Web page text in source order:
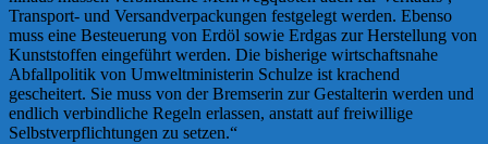
Transport- und Versandverpackungen festgelegt werden. Ebenso
muss eine Besteuerung von Erdöl sowie Erdgas zur Herstellung von
Kunststoffen eingeführt werden. Die bisherige wirtschaftsnahe
Abfallpolitik von Umweltministerin Schulze ist krachend
gescheitert. Sie muss von der Bremserin zur Gestalterin werden und
endlich verbindliche Regeln erlassen, anstatt auf freiwillige
Selbstverpflichtungen zu setzen.“